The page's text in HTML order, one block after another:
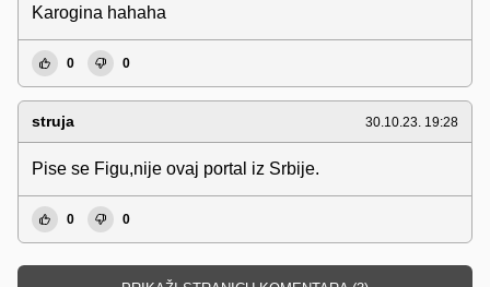
Karogina hahaha
0 0
struja 30.10.23. 19:28
Pise se Figu,nije ovaj portal iz Srbije.
0 0